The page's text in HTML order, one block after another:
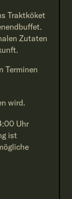
Traktköket
Zutaten
Terminen
wird.
Uhr
ist